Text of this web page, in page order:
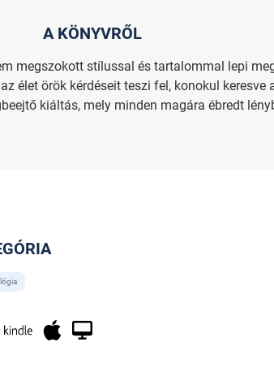
A KÖNYVRŐL
megszokott stílussal és tartalommal lepi
élet örök kérdéseit teszi fel, konokul
kiáltás, mely minden magára ébredt